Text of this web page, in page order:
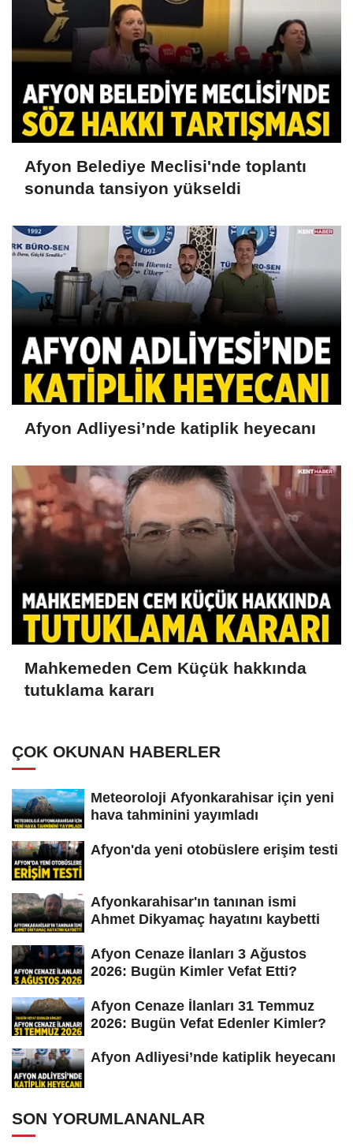
Afyon Belediye Meclisi'nde toplantı
sonunda tansiyon yükseldi
Afyon Adliyesi’nde katiplik heyecanı
Mahkemeden Cem Küçük hakkında
tutuklama kararı
ÇOK OKUNAN HABERLER
Meteoroloji Afyonkarahisar için yeni
hava tahminini yayımladı
Afyon'da yeni otobüslere erişim testi
Afyonkarahisar'ın tanınan ismi
Ahmet Dikyamaç hayatını kaybetti
Afyon Cenaze İlanları 3 Ağustos
2026: Bugün Kimler Vefat Etti?
Afyon Cenaze İlanları 31 Temmuz
2026: Bugün Vefat Edenler Kimler?
Afyon Adliyesi’nde katiplik heyecanı
SON YORUMLANANLAR